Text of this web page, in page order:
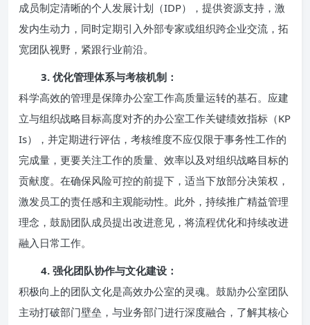
成员制定清晰的个人发展计划（IDP），提供资源支持，激
发内生动力，同时定期引入外部专家或组织跨企业交流，拓
宽团队视野，紧跟行业前沿。
3. 优化管理体系与考核机制：
科学高效的管理是保障办公室工作高质量运转的基石。应建
立与组织战略目标高度对齐的办公室工作关键绩效指标（KP
Is），并定期进行评估，考核维度不应仅限于事务性工作的
完成量，更要关注工作的质量、效率以及对组织战略目标的
贡献度。在确保风险可控的前提下，适当下放部分决策权，
激发员工的责任感和主观能动性。此外，持续推广精益管理
理念，鼓励团队成员提出改进意见，将流程优化和持续改进
融入日常工作。
4. 强化团队协作与文化建设：
积极向上的团队文化是高效办公室的灵魂。鼓励办公室团队
主动打破部门壁垒，与业务部门进行深度融合，了解其核心